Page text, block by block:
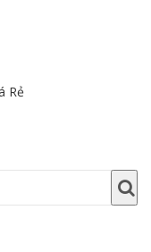
Rẻ